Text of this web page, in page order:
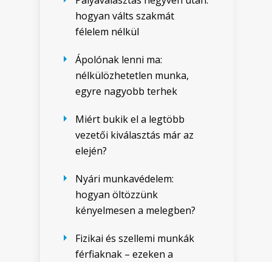
hogyan válts szakmát
félelem nélkül
Ápolónak lenni ma:
nélkülözhetetlen munka,
egyre nagyobb terhek
Miért bukik el a legtöbb
vezetői kiválasztás már az
elején?
Nyári munkavédelem:
hogyan öltözzünk
kényelmesen a melegben?
Fizikai és szellemi munkák
férfiaknak – ezeken a